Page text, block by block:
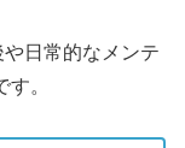
日常的なメンテ
。